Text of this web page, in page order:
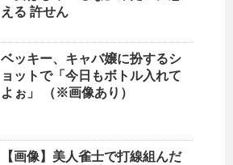
える 許せん
ベッキー、キャバ嬢に扮するシ
ョットで「今日もボトル入れて
よぉ」 （※画像あり）
【画像】美人雀士で打線組んだ